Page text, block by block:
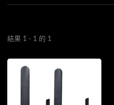
結果 1 - 1 的 1